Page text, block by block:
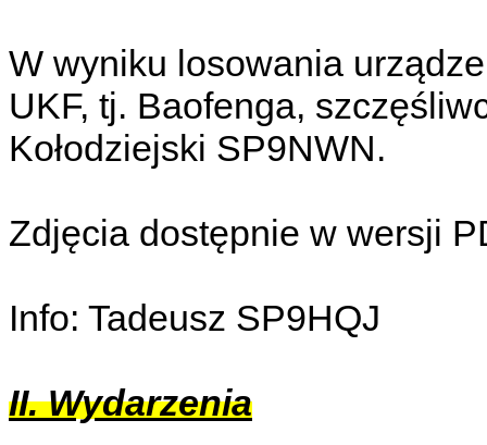
W wyniku losowania
UKF, tj. Baofenga,
Kołodziejski SP9NWN.
Zdjęcia dostępnie w wersji
Info: Tadeusz SP9HQJ
II. Wydarzenia